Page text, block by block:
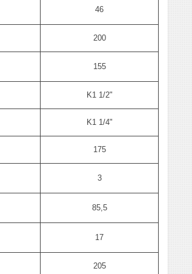
46
200
155
K1 1/2"
K1 1/4"
175
3
85,5
17
205